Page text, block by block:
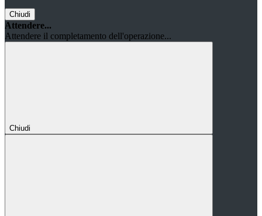
Chiudi
Attendere...
Attendere il completamento dell'operazione...
Chiudi